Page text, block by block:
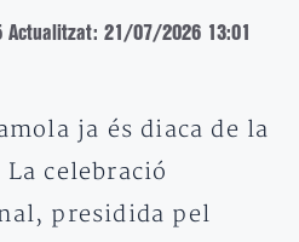
Actualitzat: 21/07/2026 13:01
ja és diaca de la
celebració
presidida pel